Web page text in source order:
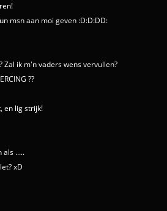
msn aan moi geven :D:D:DD:
Zal ik m'n vaders wens vervullen?
??
en lig strijk!
als .....
xD